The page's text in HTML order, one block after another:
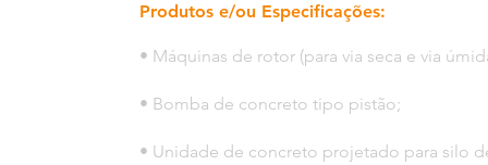
Produtos e/ou Especificações:
• Máquinas de rotor (para via seca e via
• Bomba de concreto tipo pistão;
• Unidade de concreto projetado para silo